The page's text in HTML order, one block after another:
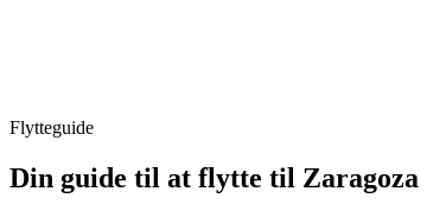
Flytteguide
Din guide til at flytte til Zaragoza